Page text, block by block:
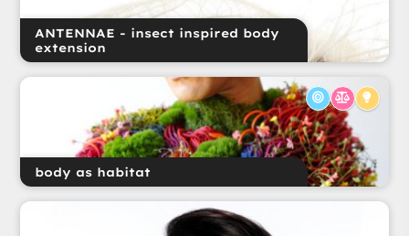
ANTENNAE - insect inspired body
extension
body as habitat